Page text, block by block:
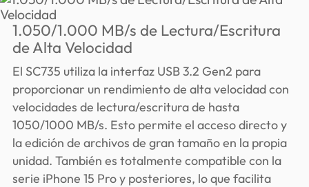
1.050/1.000 MB/s de Lectura/Escritura
de Alta Velocidad
El SC735 utiliza la interfaz USB 3.2 Gen2 para
proporcionar un rendimiento de alta velocidad con
velocidades de lectura/escritura de hasta
1050/1000 MB/s. Esto permite el acceso directo y
la edición de archivos de gran tamaño en la propia
unidad. También es totalmente compatible con la
serie iPhone 15 Pro y posteriores, lo que facilita